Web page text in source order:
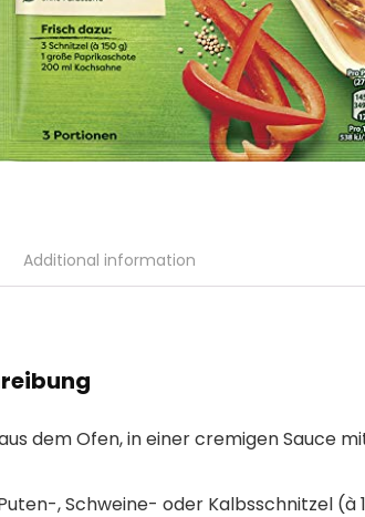
Additional information
dem Ofen, in einer cremigen Sauce
, Schweine- oder Kalbsschnitzel